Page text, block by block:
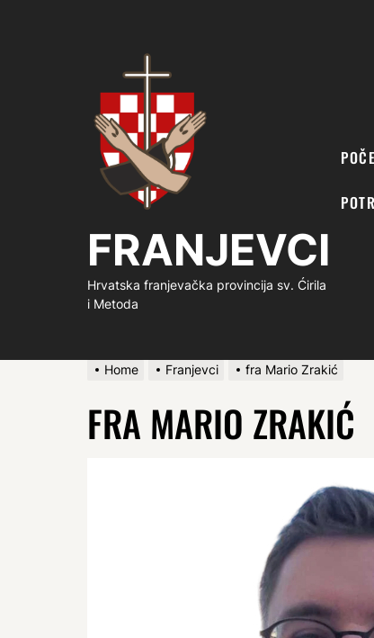
FRANJEVCI
Hrvatska franjevačka provincija sv. Ćirila
i Metoda
Home Franjevci fra Mario Zrakić
FRA MARIO ZRAKIĆ